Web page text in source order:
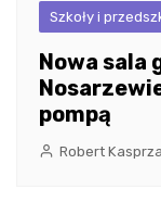
Szkoły i
Nowa
pompą
Robert